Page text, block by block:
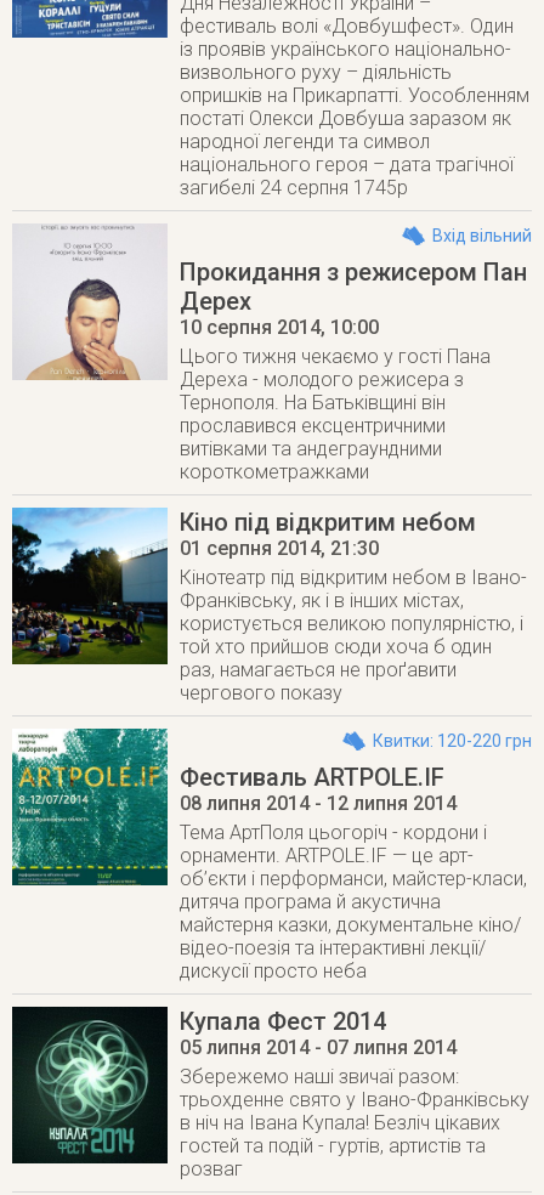
фестиваль волі «Довбушфест». Один
із проявів українського національно-
визвольного руху – діяльність
опришків на Прикарпатті. Уособленням
постаті Олекси Довбуша заразом як
народної легенди та символ
національного героя – дата трагічної
загибелі 24 серпня 1745р
Вхід вільний
Прокидання з режисером Пан
Дерех
10 серпня 2014, 10:00
Цього тижня чекаємо у гості Пана
Дереха - молодого режисера з
Тернополя. На Батьківщині він
прославився ексцентричними
витівками та андеграундними
короткометражками
Кіно під відкритим небом
01 серпня 2014, 21:30
Кінотеатр під відкритим небом в Івано-
Франківську, як і в інших містах,
користується великою популярністю, і
той хто прийшов сюди хоча б один
раз, намагається не проґавити
чергового показу
Квитки: 120-220 грн
Фестиваль ARTPOLE.IF
08 липня 2014- 12 липня 2014
Тема АртПоля цьогоріч - кордони і
орнаменти. ARTPOLE.IF — це арт-
об’єкти і перформанси, майстер-класи,
дитяча програма й акустична
майстерня казки, документальне кіно/
відео-поезія та інтерактивні лекції/
дискусії просто неба
Купала Фест 2014
05 липня 2014- 07 липня 2014
Збережемо наші звичаї разом:
трьохденне свято у Івано-Франківську
в ніч на Івана Купала! Безліч цікавих
гостей та подій - гуртів, артистів та
розваг